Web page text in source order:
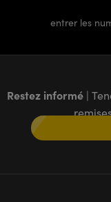
entrer les
Restez informé |